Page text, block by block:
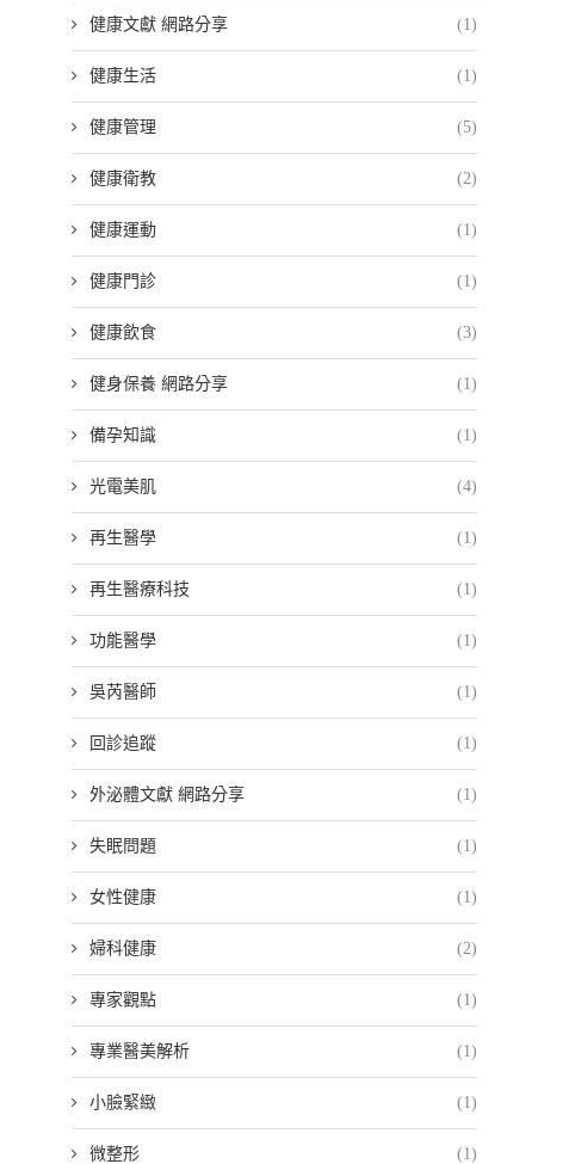
健康文獻 網路分享 (1)
健康生活 (1)
健康管理 (5)
健康衛教 (2)
健康運動 (1)
健康門診 (1)
健康飲食 (3)
健身保養 網路分享 (1)
備孕知識 (1)
光電美肌 (4)
再生醫學 (1)
再生醫療科技 (1)
功能醫學 (1)
吳芮醫師 (1)
回診追蹤 (1)
外泌體文獻 網路分享 (1)
失眠問題 (1)
女性健康 (1)
婦科健康 (2)
專家觀點 (1)
專業醫美解析 (1)
小臉緊緻 (1)
微整形 (1)